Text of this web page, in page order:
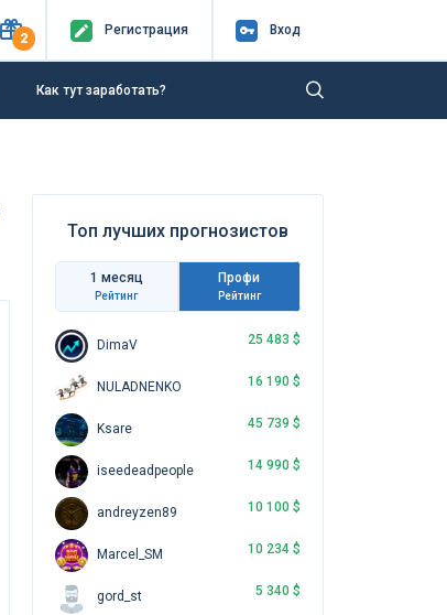
2
Регистрация Вход
Как тут заработать?
Топ лучших прогнозистов
1 месяц
Рейтинг
Профи
Рейтинг
DimaV 25 483 $
NULADNENKO 16 190 $
Ksare 45 739 $
iseedeadpeople 14 990 $
andreyzen89 10 100 $
Marcel_SM 10 234 $
gord_st 5 340 $